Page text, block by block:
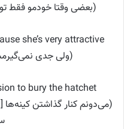
(بعضی وقتا خودمو فقط
she’s very attractive
(ولی جدی
to bury the hatchet
(می‌دونم کنار گذاشتن